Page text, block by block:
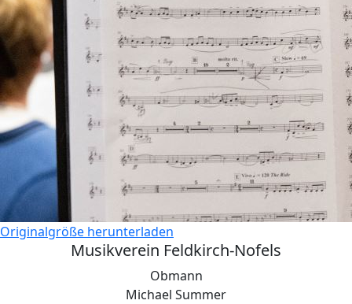
Originalgröße herunterladen
Musikverein Feldkirch-Nofels
Obmann
Michael Summer